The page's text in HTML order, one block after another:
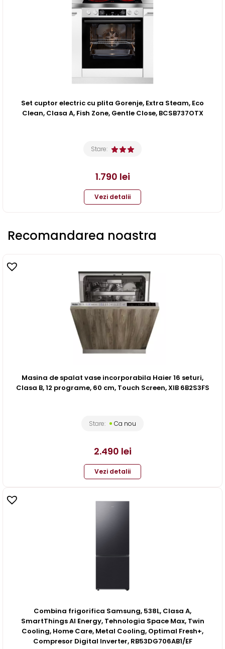
Set cuptor electric cu plita Gorenje, Extra Steam, Eco
Clean, Clasa A, Fish Zone, Gentle Close, BCSB737OTX
Stare:
1.790 lei
Vezi detalii
Recomandarea noastra
Masina de spalat vase incorporabila Haier 16 seturi,
Clasa B, 12 programe, 60 cm, Touch Screen, XIB 6B2S3FS
Stare: Ca nou
2.490 lei
Vezi detalii
Combina frigorifica Samsung, 538L, Clasa A,
SmartThings AI Energy, Tehnologia Space Max, Twin
Cooling, Home Care, Metal Cooling, Optimal Fresh+,
Compresor Digital Inverter, RB53DG706AB1/EF